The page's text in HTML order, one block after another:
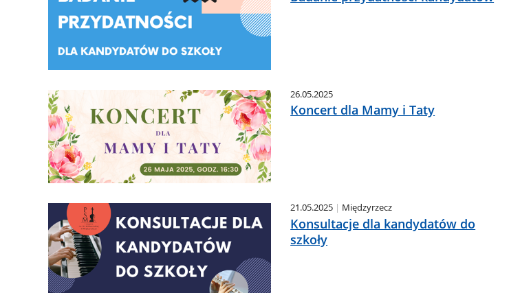
26.05.2025
Koncert dla Mamy i Taty
21.05.2025 Międzyrzecz
Konsultacje dla kandydatów do
szkoły